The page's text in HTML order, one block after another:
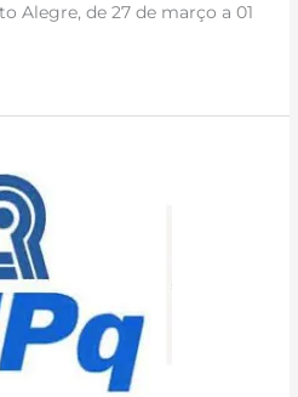
Alegre, de 27 de março a 01